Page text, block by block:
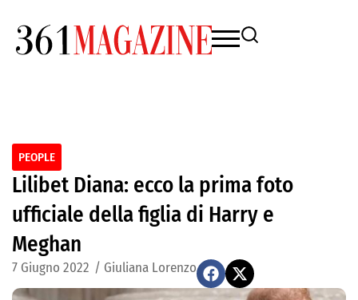
PEOPLE
Lilibet Diana: ecco la prima foto
ufficiale della figlia di Harry e
Meghan
7 Giugno 2022 / Giuliana Lorenzo